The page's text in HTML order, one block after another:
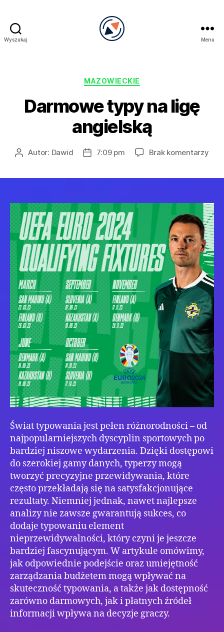
Wyszukaj Menu
Kategorie
MAZOWIECKIE
Darmowe typy na ligę
angielską
AutorAutor: Dawid
Data7:09 pm Brak komentarzydo
Świat typowania jest pełen różnorodności – od
najpopularniejszych dyscyplin sportowych po
bardziej niszowe wydarzenia. Dzięki dostępowi
do szerokiej gamy danych, typerzy mogą
tworzyć precyzyjne przewidywania, które
często przekładają się na satysfakcjonujące
rezultaty. Niemniej jednak, nawet najlepsze
analizy nie zawsze gwarantują sukces, co
dodaje typowaniu element
nieprzewidywalności, który czyni je jeszcze
bardziej fascynującym. W artykule omówimy,
jak odpowiednie podejście oraz umiejętność
zarządzania budżetem mogą wpływać na
skuteczność typowania, a także jak dostępność
zarówno darmowych, jak i płatnych źródeł
informacji wpływa na decyzje graczy.